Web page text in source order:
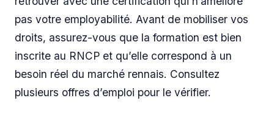
pas votre employabilité. Avant de mobiliser vos
droits, assurez-vous que la formation est bien
inscrite au RNCP et qu’elle correspond à un
besoin réel du marché rennais. Consultez
plusieurs offres d’emploi pour le vérifier.